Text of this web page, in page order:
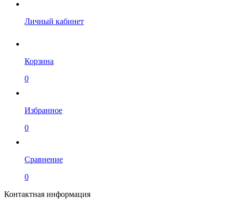
Личный кабинет
Корзина
0
Избранное
0
Сравнение
0
Контактная информация